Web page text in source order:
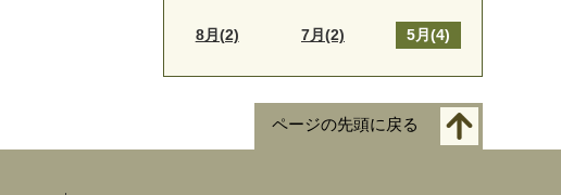
8月(2) 7月(2) 5月(4)
ページの先頭に戻る